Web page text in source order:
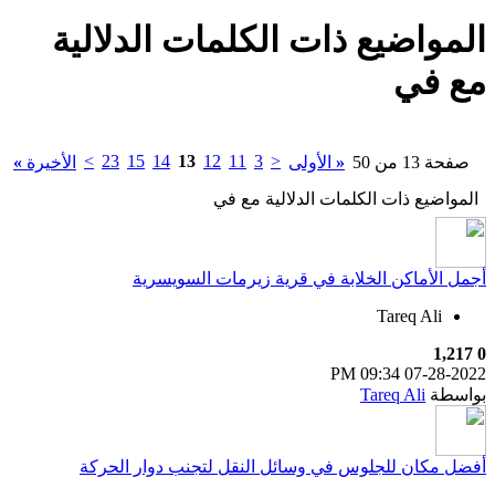
المواضيع ذات الكلمات الدلالية
مع في
صفحة 13 من 50 « الأولى <
3
11
12
13
14
15
23
> الأخيرة »
المواضيع ذات الكلمات الدلالية مع في
أجمل الأماكن الخلابة في قرية زيرمات السويسرية
Tareq Ali
0
1,217
07-28-2022
09:34 PM
بواسطة Tareq Ali
أفضل مكان للجلوس في وسائل النقل لتجنب دوار الحركة